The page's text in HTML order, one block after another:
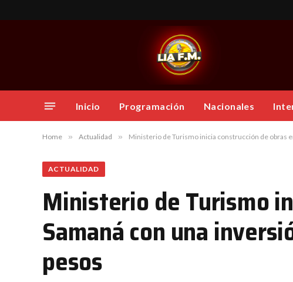
Inicio Programación Nacionales
Home » Actualidad » Ministerio de Turismo inicia construcción de obras
ACTUALIDAD
Ministerio de Turismo
Samaná con una
pesos